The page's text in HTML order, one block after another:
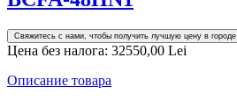
Свяжитесь с нами, чтобы получить лучшую цену в городе
Цена без налога: 32550,00 Lei
Описание товара